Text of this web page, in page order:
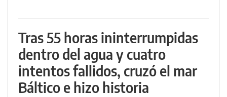
Tras 55 horas ininterrumpidas
dentro del agua y cuatro
intentos fallidos, cruzó el mar
Báltico e hizo historia